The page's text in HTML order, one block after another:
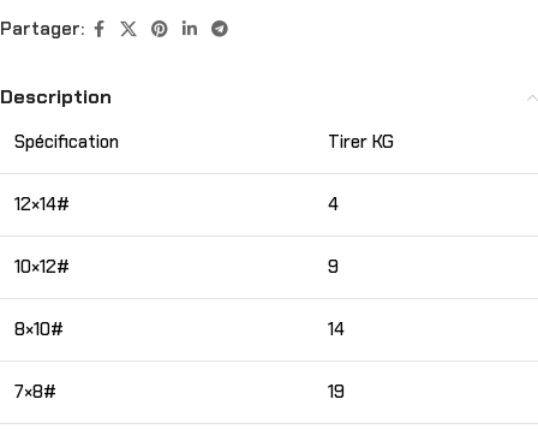
Partager:
Description
Spécification Tirer KG
12×14# 4
10×12# 9
8×10# 14
7×8# 19